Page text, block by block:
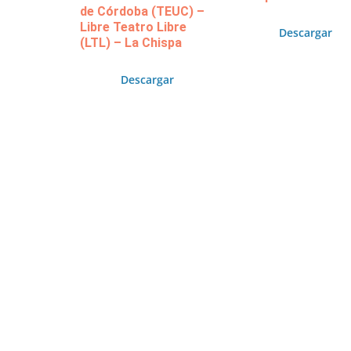
de Córdoba (TEUC) –
Libre Teatro Libre
(LTL) – La Chispa
Descargar
Descargar